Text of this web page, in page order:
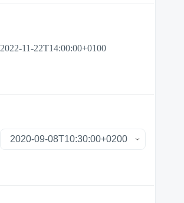
2022-11-22T14:00:00+0100